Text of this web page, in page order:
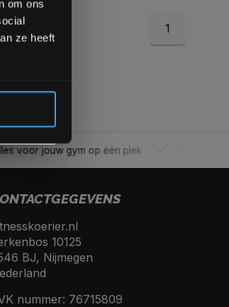
om ons
ze heeft
1
jouw gym op één plek
10125
BJ, Nijmegen
nummer: 76715809